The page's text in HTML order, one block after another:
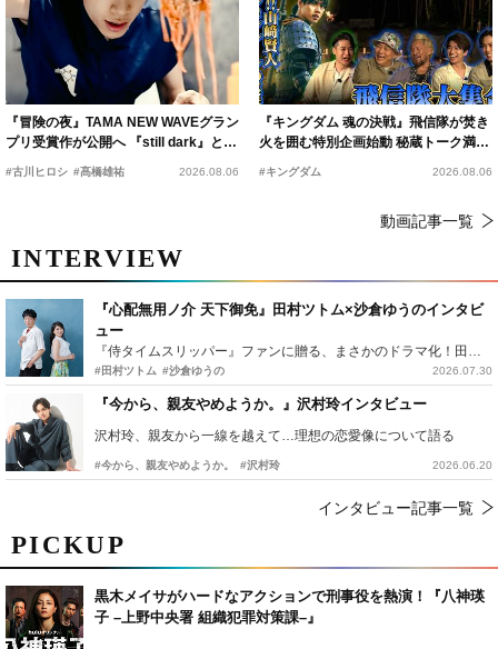
PICKUP
黒木メイサがハードなアクションで刑事役を熱演！『八神瑛
子 –上野中央署 組織犯罪対策課–』
『冒険の夜』TAMA NEW WAVEグラン
プリ受賞作が公開へ 『still dark』と同
時上映決定
#古川ヒロシ #髙橋雄祐 2026.08.06
『キングダム 魂の決戦』飛信隊が焚き
火を囲む特別企画始動 秘蔵トーク満載
の“キングダムキャンプ”開催
#キングダム 2026.08.06
動画記事一覧
INTERVIEW
『心配無用ノ介 天下御免』田村ツトム×沙倉ゆうのインタビ
ュー
『侍タイムスリッパー』ファンに贈る、まさかのドラマ化！田村ツトム×沙倉ゆうのが語る『心配無用ノ介』撮影秘話
#田村ツトム #沙倉ゆうの 2026.07.30
『今から、親友やめようか。』沢村玲インタビュー
沢村玲、親友から一線を越えて…理想の恋愛像について語る
#今から、親友やめようか。 #沢村玲 2026.06.20
インタビュー記事一覧